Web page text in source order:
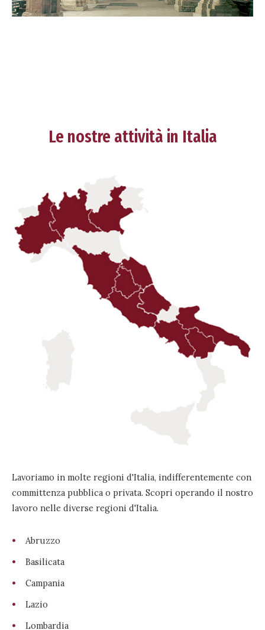
Le nostre attività in Italia
Lavoriamo in molte regioni d'Italia, indifferentemente con
committenza pubblica o privata. Scopri operando il nostro
lavoro nelle diverse regioni d'Italia.
Abruzzo
Basilicata
Campania
Lazio
Lombardia